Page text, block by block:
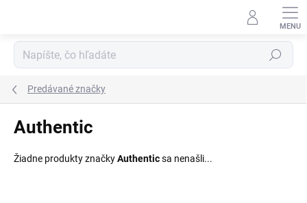
Hľadať
Predávané značky
Authentic
Žiadne produkty značkyAuthenticsa nenašli...